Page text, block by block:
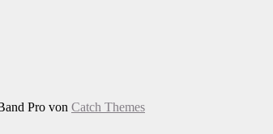
Pro von Catch Themes